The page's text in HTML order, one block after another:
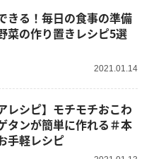
きる！毎日の食事の準備
菜の作り置きレシピ5選
2021.01.14
レシピ】モチモチおこわ
タンが簡単に作れる＃本
手軽レシピ